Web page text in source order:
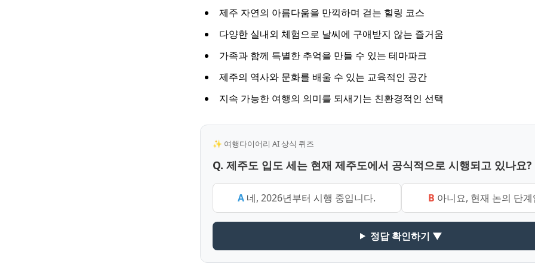
제주 자연의 아름다움을 만끽하며 걷는 힐링 코스
다양한 실내외 체험으로 날씨에 구애받지 않는 즐거움
가족과 함께 특별한 추억을 만들 수 있는 테마파크
제주의 역사와 문화를 배울 수 있는 교육적인 공간
지속 가능한 여행의 의미를 되새기는 친환경적인 선택
✨ 여행다이어리 AI 상식 퀴즈
Q. 제주도 입도 세는 현재 제주도에서 공식적으로 시행되고 있나요?
A 네, 2026년부터 시행 중입니다. B 아니요, 현재 논의 단
정답 확인하기 ▼